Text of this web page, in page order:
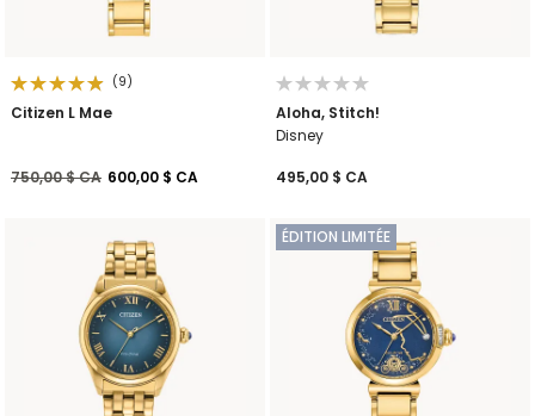
(9)
Citizen L Mae
Prix réduit de
750,00 $ CAà600,00 $ CA
Aloha, Stitch!
Disney
495,00 $ CA
ÉDITION LIMITÉE